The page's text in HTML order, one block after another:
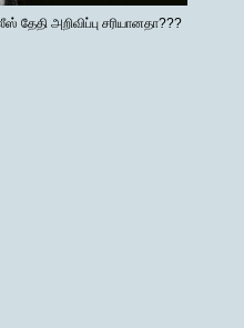
தேதி அறிவிப்பு சரியானதா???